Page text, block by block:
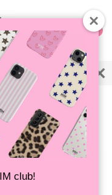
0
club!